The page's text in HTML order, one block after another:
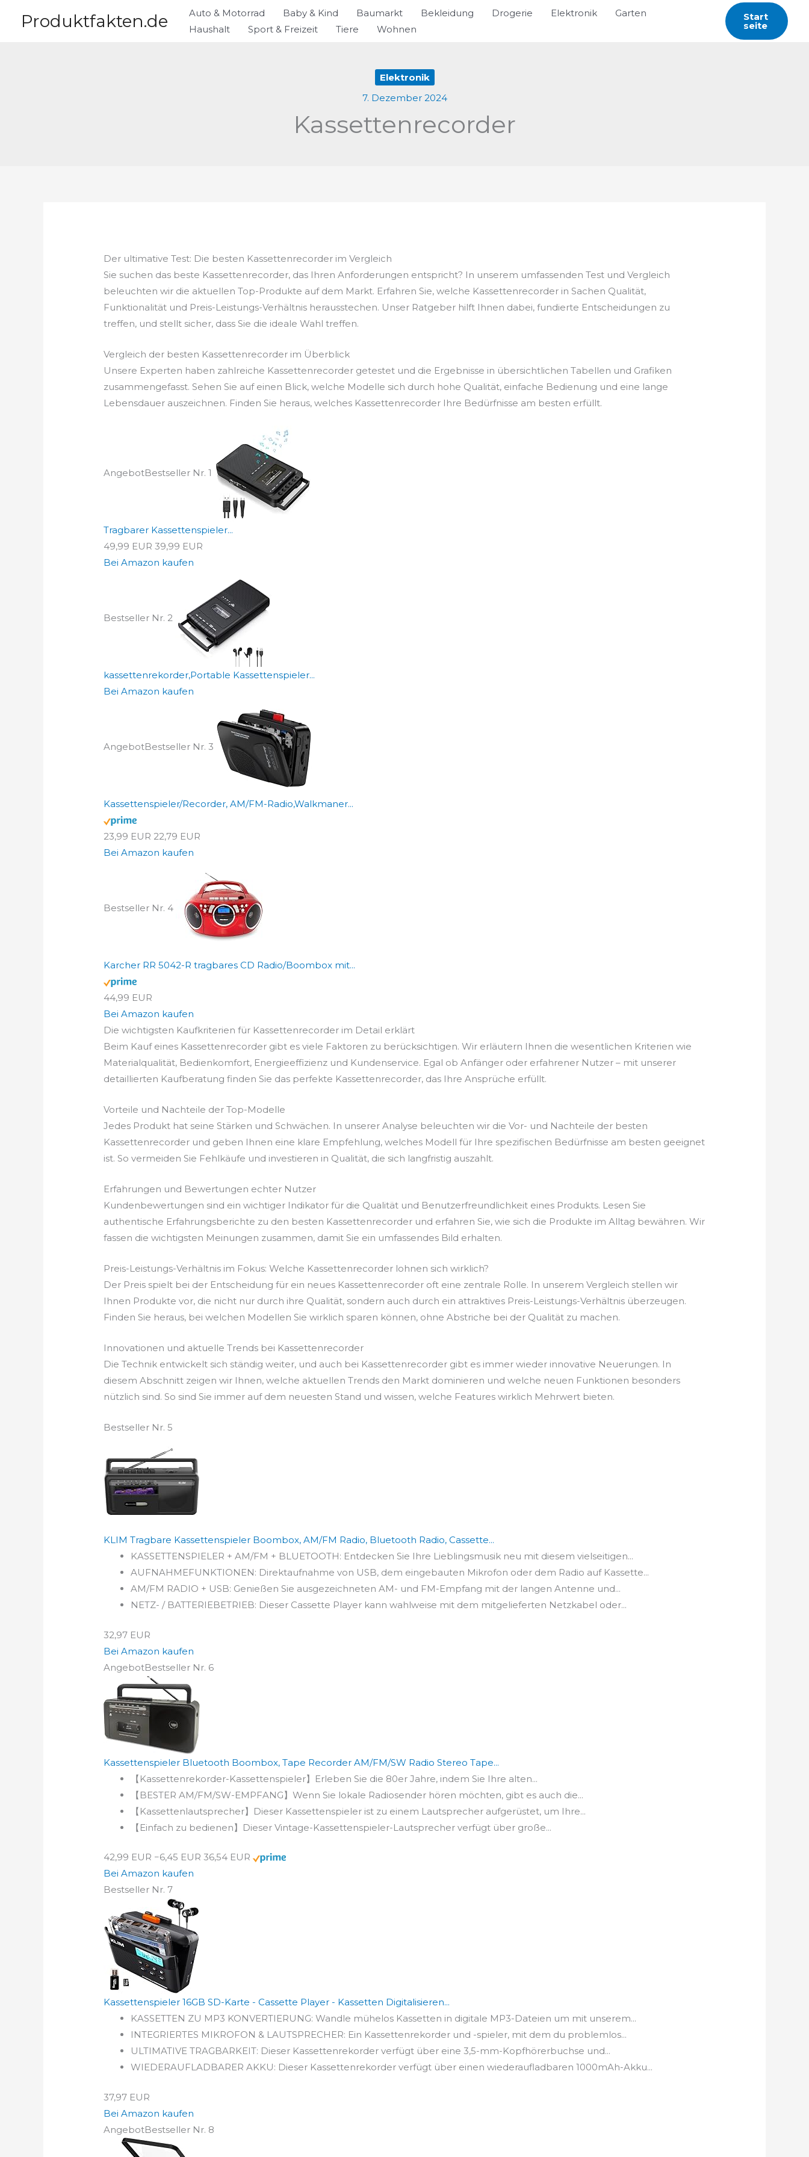
InhaltProduktfakten.de Auto & Motorrad Baby & Kind Baumarkt Bekleidung Drogerie Elektronik
Garten
Haushalt
Sport & Freizeit Tiere Wohnen
Start
Seite
Elektronik
7. Dezember 2024
Kassettenrecorder
Der ultimative Test: Die besten Kassettenrecorder im Vergleich
Sie suchen das beste Kassettenrecorder, das Ihren Anforderungen entspricht? In unserem umfassenden Test und Vergleich
beleuchten wir die aktuellen Top-Produkte auf dem Markt. Erfahren Sie, welche Kassettenrecorder in Sachen Qualität,
Funktionalität und Preis-Leistungs-Verhältnis herausstechen. Unser Ratgeber hilft Ihnen dabei, fundierte Entscheidungen zu
treffen, und stellt sicher, dass Sie die ideale Wahl treffen.
Vergleich der besten Kassettenrecorder im Überblick
Unsere Experten haben zahlreiche Kassettenrecorder getestet und die Ergebnisse in übersichtlichen Tabellen und Grafiken
zusammengefasst. Sehen Sie auf einen Blick, welche Modelle sich durch hohe Qualität, einfache Bedienung und eine lange
Lebensdauer auszeichnen. Finden Sie heraus, welches Kassettenrecorder Ihre Bedürfnisse am besten erfüllt.
AngebotBestseller Nr. 1
Tragbarer Kassettenspieler...
49,99 EUR 39,99 EUR
Bei Amazon kaufen
Bestseller Nr. 2
kassettenrekorder,Portable Kassettenspieler...
Bei Amazon kaufen
AngebotBestseller Nr. 3
Kassettenspieler/Recorder, AM/FM-Radio,Walkmaner...
23,99 EUR 22,79 EUR
Bei Amazon kaufen
Bestseller Nr. 4
Karcher RR 5042-R tragbares CD Radio/Boombox mit...
44,99 EUR
Bei Amazon kaufen
Die wichtigsten Kaufkriterien für Kassettenrecorder im Detail erklärt
Beim Kauf eines Kassettenrecorder gibt es viele Faktoren zu berücksichtigen. Wir erläutern Ihnen die wesentlichen Kriterien wie
Materialqualität, Bedienkomfort, Energieeffizienz und Kundenservice. Egal ob Anfänger oder erfahrener Nutzer – mit unserer
detaillierten Kaufberatung finden Sie das perfekte Kassettenrecorder, das Ihre Ansprüche erfüllt.
Vorteile und Nachteile der Top-Modelle
Jedes Produkt hat seine Stärken und Schwächen. In unserer Analyse beleuchten wir die Vor- und Nachteile der besten
Kassettenrecorder und geben Ihnen eine klare Empfehlung, welches Modell für Ihre spezifischen Bedürfnisse am besten geeignet
ist. So vermeiden Sie Fehlkäufe und investieren in Qualität, die sich langfristig auszahlt.
Erfahrungen und Bewertungen echter Nutzer
Kundenbewertungen sind ein wichtiger Indikator für die Qualität und Benutzerfreundlichkeit eines Produkts. Lesen Sie
authentische Erfahrungsberichte zu den besten Kassettenrecorder und erfahren Sie, wie sich die Produkte im Alltag bewähren. Wir
fassen die wichtigsten Meinungen zusammen, damit Sie ein umfassendes Bild erhalten.
Preis-Leistungs-Verhältnis im Fokus: Welche Kassettenrecorder lohnen sich wirklich?
Der Preis spielt bei der Entscheidung für ein neues Kassettenrecorder oft eine zentrale Rolle. In unserem Vergleich stellen wir
Ihnen Produkte vor, die nicht nur durch ihre Qualität, sondern auch durch ein attraktives Preis-Leistungs-Verhältnis überzeugen.
Finden Sie heraus, bei welchen Modellen Sie wirklich sparen können, ohne Abstriche bei der Qualität zu machen.
Innovationen und aktuelle Trends bei Kassettenrecorder
Die Technik entwickelt sich ständig weiter, und auch bei Kassettenrecorder gibt es immer wieder innovative Neuerungen. In
diesem Abschnitt zeigen wir Ihnen, welche aktuellen Trends den Markt dominieren und welche neuen Funktionen besonders
nützlich sind. So sind Sie immer auf dem neuesten Stand und wissen, welche Features wirklich Mehrwert bieten.
Bestseller Nr. 5
KLIM Tragbare Kassettenspieler Boombox, AM/FM Radio, Bluetooth Radio, Cassette...
KASSETTENSPIELER + AM/FM + BLUETOOTH: Entdecken Sie Ihre Lieblingsmusik neu mit diesem vielseitigen...
AUFNAHMEFUNKTIONEN: Direktaufnahme von USB, dem eingebauten Mikrofon oder dem Radio auf Kassette...
AM/FM RADIO + USB: Genießen Sie ausgezeichneten AM- und FM-Empfang mit der langen Antenne und...
NETZ- / BATTERIEBETRIEB: Dieser Cassette Player kann wahlweise mit dem mitgelieferten Netzkabel oder...
32,97 EUR
Bei Amazon kaufen
AngebotBestseller Nr. 6
Kassettenspieler Bluetooth Boombox, Tape Recorder AM/FM/SW Radio Stereo Tape...
【Kassettenrekorder-Kassettenspieler】Erleben Sie die 80er Jahre, indem Sie Ihre alten...
【BESTER AM/FM/SW-EMPFANG】Wenn Sie lokale Radiosender hören möchten, gibt es auch die...
【Kassettenlautsprecher】Dieser Kassettenspieler ist zu einem Lautsprecher aufgerüstet, um Ihre...
【Einfach zu bedienen】Dieser Vintage-Kassettenspieler-Lautsprecher verfügt über große...
42,99 EUR −6,45 EUR 36,54 EUR
Bei Amazon kaufen
Bestseller Nr. 7
Kassettenspieler 16GB SD-Karte - Cassette Player - Kassetten Digitalisieren...
KASSETTEN ZU MP3 KONVERTIERUNG: Wandle mühelos Kassetten in digitale MP3-Dateien um mit unserem...
INTEGRIERTES MIKROFON & LAUTSPRECHER: Ein Kassettenrekorder und -spieler, mit dem du problemlos...
ULTIMATIVE TRAGBARKEIT: Dieser Kassettenrekorder verfügt über eine 3,5-mm-Kopfhörerbuchse und...
WIEDERAUFLADBARER AKKU: Dieser Kassettenrekorder verfügt über einen wiederaufladbaren 1000mAh-Akku...
37,97 EUR
Bei Amazon kaufen
AngebotBestseller Nr. 8